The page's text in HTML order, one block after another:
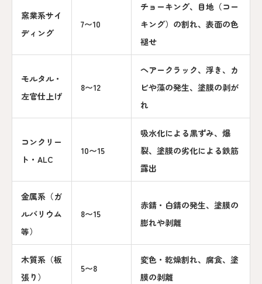
窯業系サイ
ディング
7〜10
チョーキング、目地（コー
キング）の割れ、表面の色
褪せ
モルタル・
左官仕上げ
8〜12
ヘアークラック、浮き、カ
ビや藻の発生、塗膜の剥が
れ
コンクリー
ト・ALC
10〜15
吸水化による黒ずみ、爆
裂、塗膜の劣化による鉄筋
露出
金属系（ガ
ルバリウム
等）
8〜15
赤錆・白錆の発生、塗膜の
膨れや剥離
木質系（板
張り）
5〜8
変色・乾燥割れ、腐食、塗
膜の剥離